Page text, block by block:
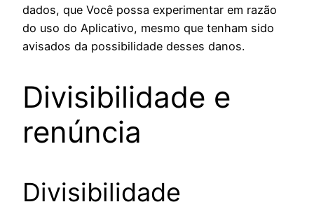
dados, que Você possa experimentar em razão
do uso do Aplicativo, mesmo que tenham sido
avisados da possibilidade desses danos.
Divisibilidade e
renúncia
Divisibilidade